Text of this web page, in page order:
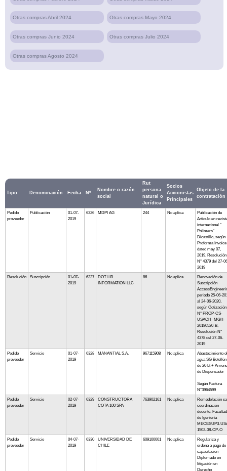
Otras compras Abril 2024 Otras compras Mayo 2024
Otras compras Junio 2024 Otras compras Julio 2024
Otras compras Agosto 2024
Tipo Denominación Fecha Nº
Nombre o razón
social
Rut
persona
natural o
Jurídica
Socios
Accionistas
Principales
Objeto de la
contratación
Pedido
proveedor
Publicación
01-07-
2019
6326 MDPI AG 244 No aplica
Publicación de
Articulo en
internacional "
Polimers"
Dicastillo, según
Proforma Invoice
dated may 07,
2019, Resolución
N° 4379 del 27-
2019
Resolución Suscripción
01-07-
2019
6327
DOT LIB
INFORMATION LLC
86 No aplica
Renovación de
Suscripción
periodo 25-06-
al 24-06-2020,
según Cotización
N° PROP-CS-
USACH -MGH-
20180520-B,
Resolución N°
4378 del 27-06-
2019
Pedido
proveedor
Servicio
01-07-
2019
6328 MANANTIAL S.A. 967115908 No aplica
Abastecimiento
agua SG Botellón
de 20 Lt +
de Dispensador
Según Factura
N°3964599
Pedido
proveedor
Servicio
02-07-
2019
6329
CONSTRUCTORA
COTA 100 SPA
763902161 No aplica
Remodelación
coordinación
docente, Facultad
de Igeniería
MECESUP3-
1502-08-CP-O
Pedido
proveedor
Servicio
04-07-
2019
6330
UNIVERSIDAD DE
CHILE
609100001 No aplica
Regulariza y
ordena a pago de
capacitación
Diplomado en
litigación en
Derecho